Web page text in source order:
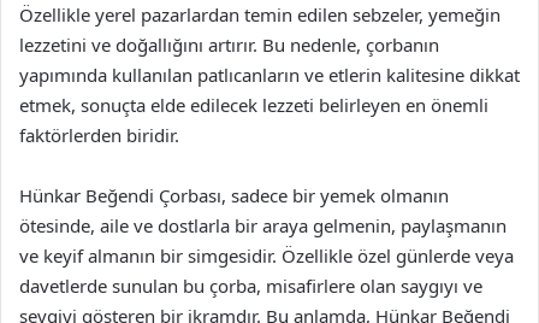
Özellikle yerel pazarlardan temin edilen sebzeler, yemeğin
lezzetini ve doğallığını artırır. Bu nedenle, çorbanın
yapımında kullanılan patlıcanların ve etlerin kalitesine dikkat
etmek, sonuçta elde edilecek lezzeti belirleyen en önemli
faktörlerden biridir.
Hünkar Beğendi Çorbası, sadece bir yemek olmanın
ötesinde, aile ve dostlarla bir araya gelmenin, paylaşmanın
ve keyif almanın bir simgesidir. Özellikle özel günlerde veya
davetlerde sunulan bu çorba, misafirlere olan saygıyı ve
sevgiyi gösteren bir ikramdır. Bu anlamda, Hünkar Beğendi